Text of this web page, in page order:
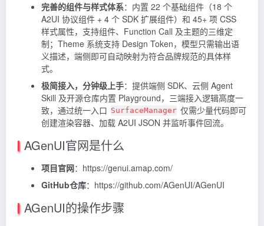
完善的组件与样式体系：内置 22 个基础组件（18 个
A2UI 协议组件 + 4 个 SDK 扩展组件）和 45+ 项 CSS
样式属性，支持组件、Function Call 及主题的三维定
制；Theme 系统支持 Design Token，模型只需输出语
义描述，端侧即可自动映射为符合品牌规范的具体样
式。
极简接入，分钟级上手：提供端侧 SDK、云侧 Agent
Skill 及开源仓库内置 Playground，三端接入逻辑高度一
致，通过统一入口 SurfaceManager 仅需少量代码即可
创建渲染容器、加载 A2UI JSON 并监听事件回流。
AGenUI官网是什么
项目官网：https://genui.amap.com/
GitHub仓库：https://github.com/AGenUI/AGenUI
AGenUI的操作步骤